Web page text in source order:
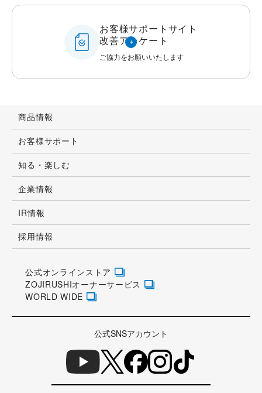
お客様サポートサイト
改善アンケート
ご協力をお願いいたします
商品情報
お客様サポート
知る・楽しむ
企業情報
IR情報
採用情報
公式オンラインストア
ZOJIRUSHIオーナーサービス
WORLD WIDE
公式SNSアカウント